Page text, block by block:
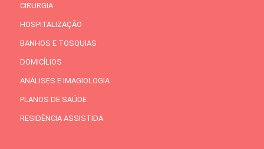
CIRURGIA
HOSPITALIZAÇÃO
BANHOS E TOSQUIAS
DOMICÍLIOS
ANÁLISES E IMAGIOLOGIA
PLANOS DE SAÚDE
RESIDÊNCIA ASSISTIDA